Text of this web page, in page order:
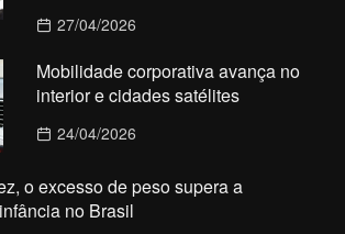
27/04/2026
Mobilidade corporativa avança no
interior e cidades satélites
24/04/2026
o excesso de peso supera a
no Brasil